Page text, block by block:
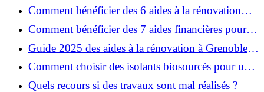
permis de construire pour vos travaux ?
Comment bénéficier des 6 aides à la rénovation
énergétique à Grenoble ?
Comment bénéficier des 7 aides financières pour la
rénovation énergétique à Voiron ?
Guide 2025 des aides à la rénovation à Grenoble et
Voiron : MaPrimeRénov’, CEE, aides locales
Comment choisir des isolants biosourcés pour une
rénovation écologique ?
Quels recours si des travaux sont mal réalisés ?